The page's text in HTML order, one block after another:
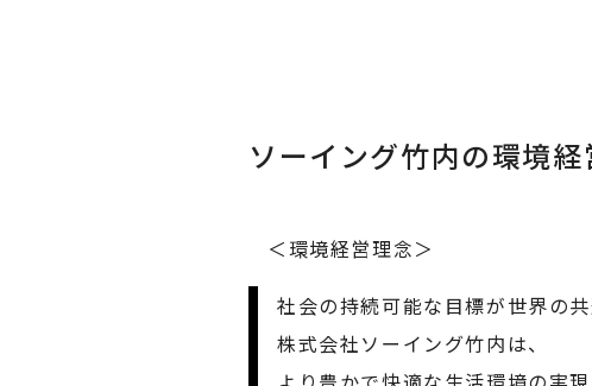
ソーイング竹内の環境
＜環境経営理念＞
社会の持続可能な目標が世界の
株式会社ソーイング竹内は、